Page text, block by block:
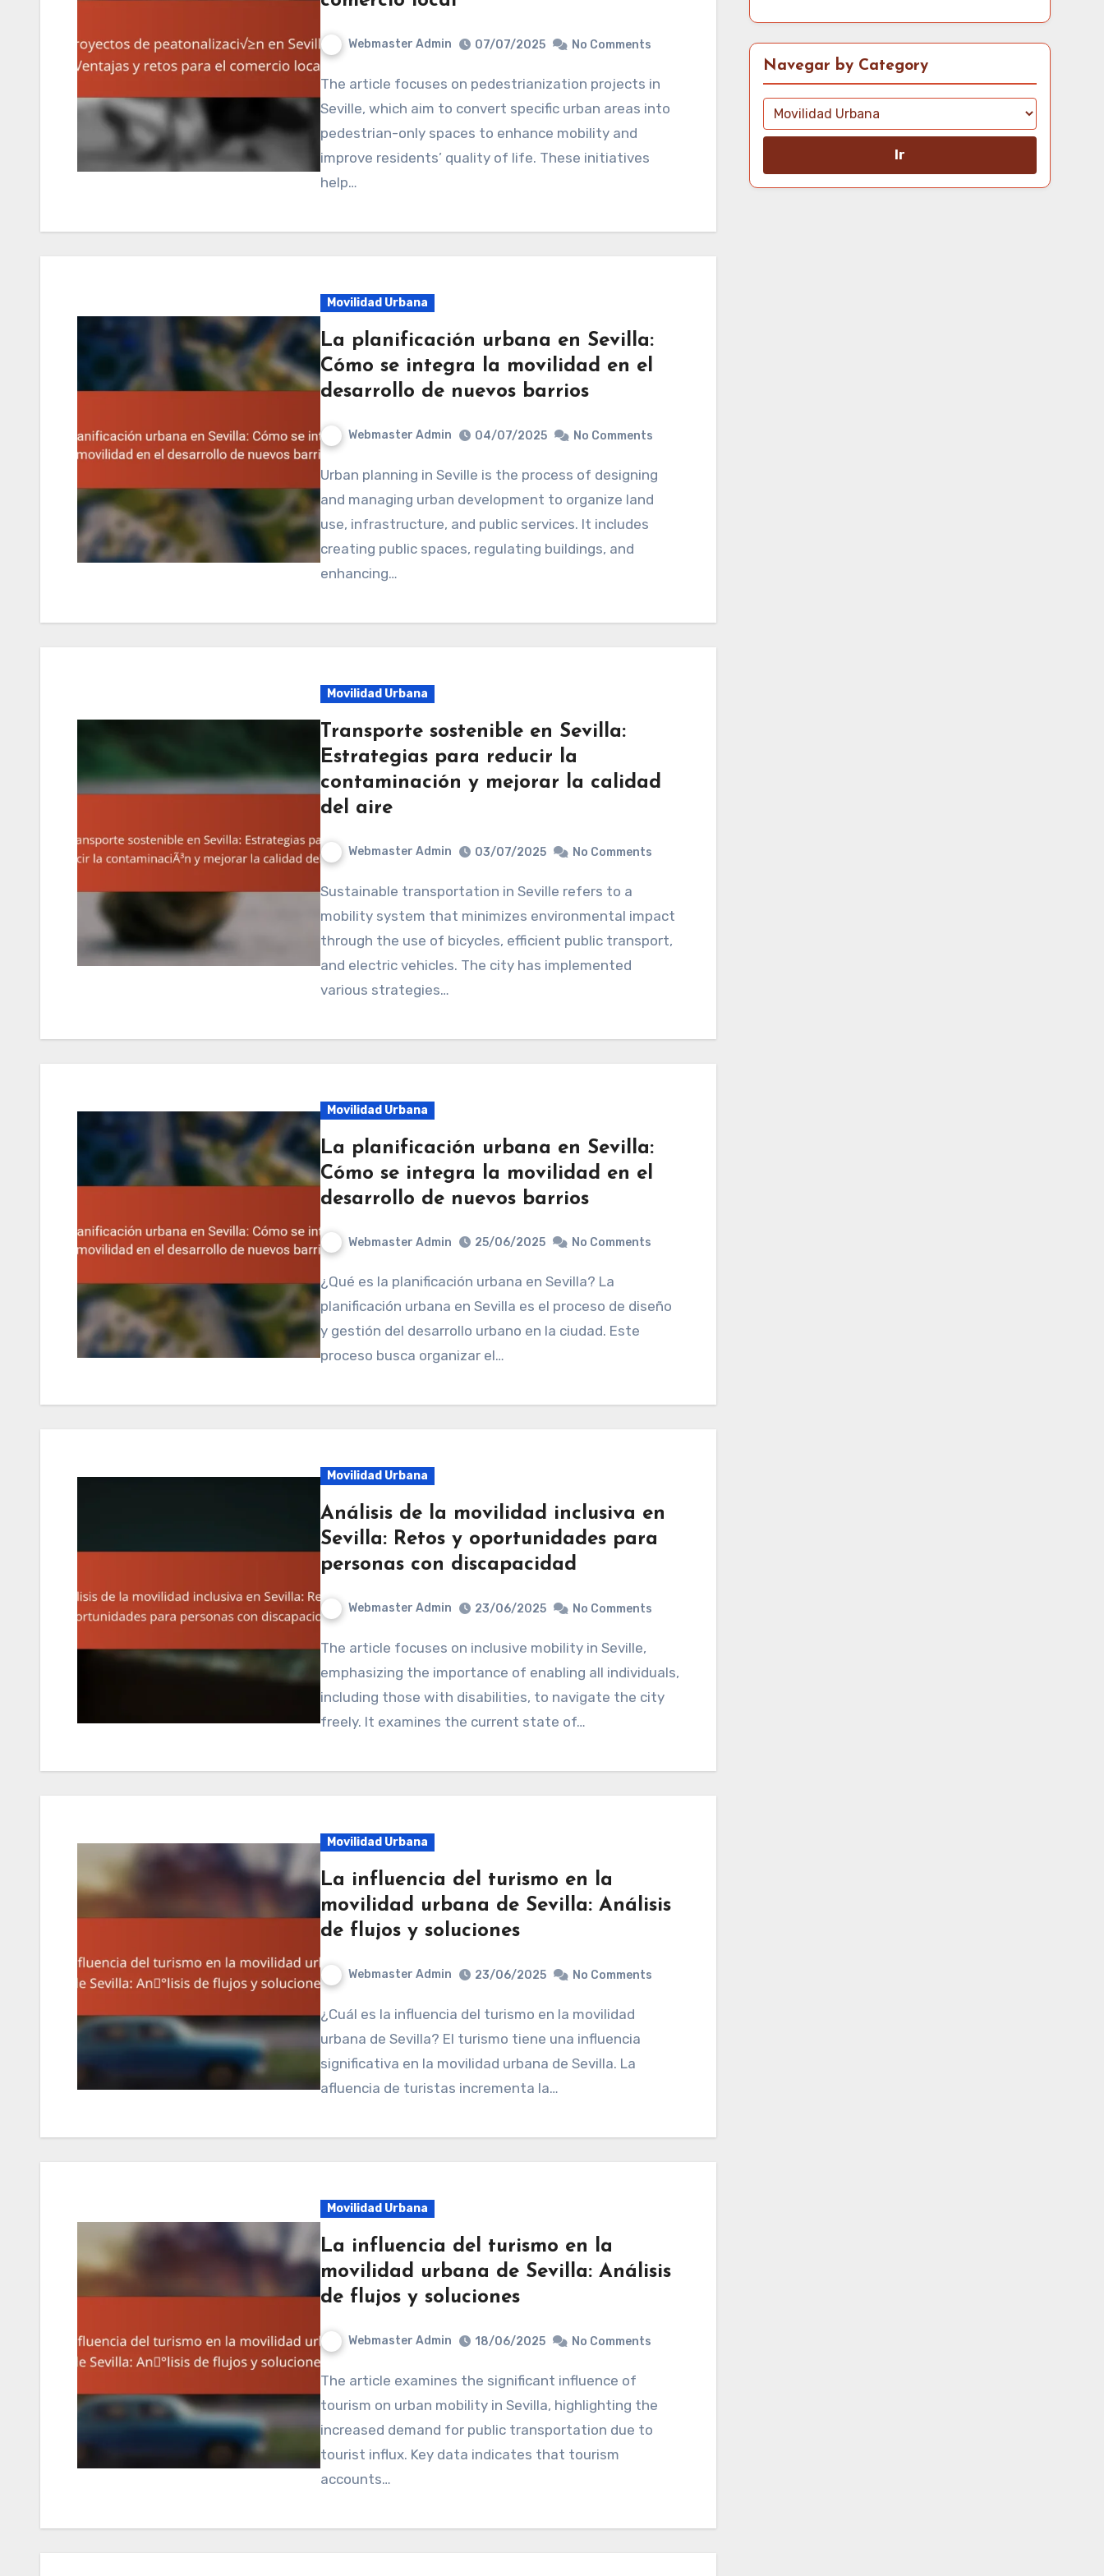
Webmaster Admin 07/07/2025 No Comments
The article focuses on pedestrianization projects in
Seville, which aim to convert specific urban areas into
pedestrian-only spaces to enhance mobility and
improve residents’ quality of life. These initiatives
help…
Movilidad Urbana
La planificación urbana en Sevilla:
Cómo se integra la movilidad en el
desarrollo de nuevos barrios
Webmaster Admin 04/07/2025 No Comments
Urban planning in Seville is the process of designing
and managing urban development to organize land
use, infrastructure, and public services. It includes
creating public spaces, regulating buildings, and
enhancing…
Movilidad Urbana
Transporte sostenible en Sevilla:
Estrategias para reducir la
contaminación y mejorar la calidad
del aire
Webmaster Admin 03/07/2025 No Comments
Sustainable transportation in Seville refers to a
mobility system that minimizes environmental impact
through the use of bicycles, efficient public transport,
and electric vehicles. The city has implemented
various strategies…
Movilidad Urbana
La planificación urbana en Sevilla:
Cómo se integra la movilidad en el
desarrollo de nuevos barrios
Webmaster Admin 25/06/2025 No Comments
¿Qué es la planificación urbana en Sevilla? La
planificación urbana en Sevilla es el proceso de diseño
y gestión del desarrollo urbano en la ciudad. Este
proceso busca organizar el…
Movilidad Urbana
Análisis de la movilidad inclusiva en
Sevilla: Retos y oportunidades para
personas con discapacidad
Webmaster Admin 23/06/2025 No Comments
The article focuses on inclusive mobility in Seville,
emphasizing the importance of enabling all individuals,
including those with disabilities, to navigate the city
freely. It examines the current state of…
Movilidad Urbana
La influencia del turismo en la
movilidad urbana de Sevilla: Análisis
de flujos y soluciones
Webmaster Admin 23/06/2025 No Comments
¿Cuál es la influencia del turismo en la movilidad
urbana de Sevilla? El turismo tiene una influencia
significativa en la movilidad urbana de Sevilla. La
afluencia de turistas incrementa la…
Movilidad Urbana
La influencia del turismo en la
movilidad urbana de Sevilla: Análisis
de flujos y soluciones
Webmaster Admin 18/06/2025 No Comments
The article examines the significant influence of
tourism on urban mobility in Sevilla, highlighting the
increased demand for public transportation due to
tourist influx. Key data indicates that tourism
accounts…
Navegar by Category
Ir